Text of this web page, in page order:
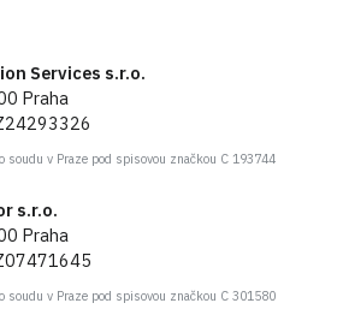
Services s.r.o.
Praha
soudu v Praze pod spisovou značkou C 193744
s.r.o.
Praha
soudu v Praze pod spisovou značkou C 301580